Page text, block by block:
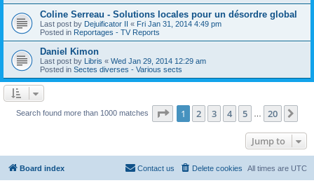
Coline Serreau - Solutions locales pour un désordre global
Last post by Dejuificator II « Fri Jan 31, 2014 4:49 pm
Posted in Reportages - TV Reports
Daniel Kimon
Last post by Libris « Wed Jan 29, 2014 12:29 am
Posted in Sectes diverses - Various sects
Search found more than 1000 matches Page 1of 20
1 2 3 4 5 20
Jump to
Board index All times are UTC
Delete cookies
Contact us